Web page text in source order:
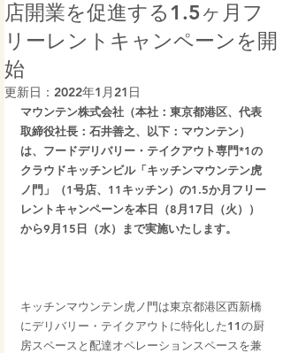
店開業を促進する1.5ヶ月フ
リーレントキャンペーンを開
始
更新日： 2022年1月21日
マウンテン株式会社（本社：東京都港区、代表
取締役社長：石井善之、以下：マウンテン）
は、フードデリバリー・テイクアウト専門*1の
クラウドキッチンビル「キッチンマウンテン虎
ノ門」（1号店、11キッチン）の1.5か月フリー
レントキャンペーンを本日（8月17日（火））
から9月15日（水）まで実施いたします。
キッチンマウンテン虎ノ門は東京都港区西新橋
にデリバリー・テイクアウトに特化した11の厨
房スペースと配達オペレーションスペースを兼